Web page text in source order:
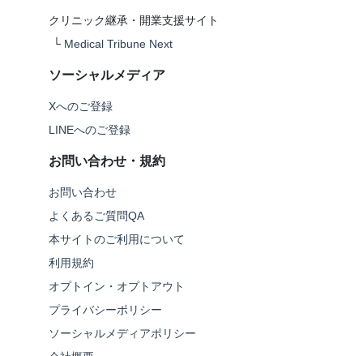
クリニック継承・開業支援サイト
└ Medical Tribune Next
ソーシャルメディア
Xへのご登録
LINEへのご登録
お問い合わせ・規約
お問い合わせ
よくあるご質問QA
本サイトのご利用について
利用規約
オプトイン・オプトアウト
プライバシーポリシー
ソーシャルメディアポリシー